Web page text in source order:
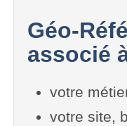
Géo-
associé
votre
votre site,